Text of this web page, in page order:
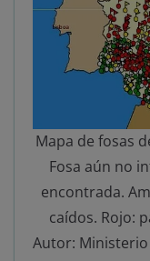
Mapa de fosas
Fosa aún no
encontrada.
caídos. Rojo:
Autor: Ministerio